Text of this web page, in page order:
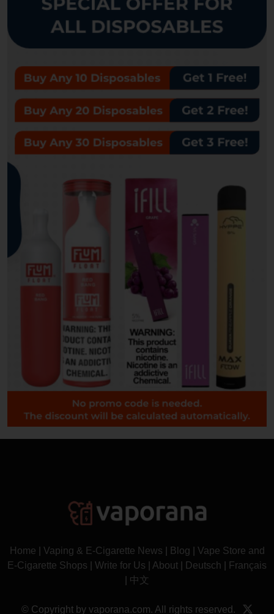
Home Vaping & E-Cigarette News Blog
Vape Store and
E-Cigarette Shops
Write for Us About Deutsch
Français
中文
© Copyright by vaporana.com. All rights reserved.